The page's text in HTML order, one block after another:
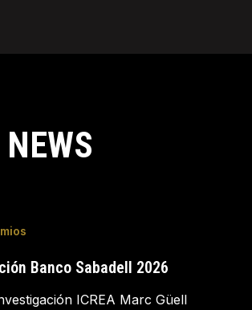
Banco Sabadell 2026
ICREA Marc Güell